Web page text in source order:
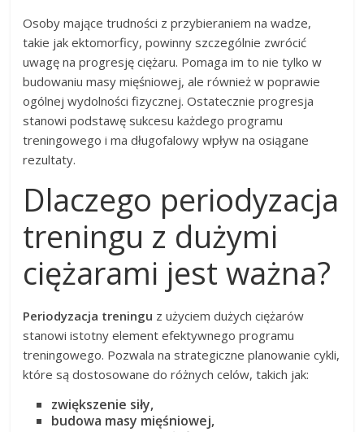
Osoby mające trudności z przybieraniem na wadze,
takie jak ektomorficy, powinny szczególnie zwrócić
uwagę na progresję ciężaru. Pomaga im to nie tylko w
budowaniu masy mięśniowej, ale również w poprawie
ogólnej wydolności fizycznej. Ostatecznie progresja
stanowi podstawę sukcesu każdego programu
treningowego i ma długofalowy wpływ na osiągane
rezultaty.
Dlaczego periodyzacja
treningu z dużymi
ciężarami jest ważna?
Periodyzacja treningu z użyciem dużych ciężarów
stanowi istotny element efektywnego programu
treningowego. Pozwala na strategiczne planowanie cykli,
które są dostosowane do różnych celów, takich jak:
zwiększenie siły,
budowa masy mięśniowej,